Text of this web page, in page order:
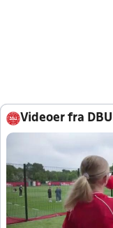
Videoer fra DBU